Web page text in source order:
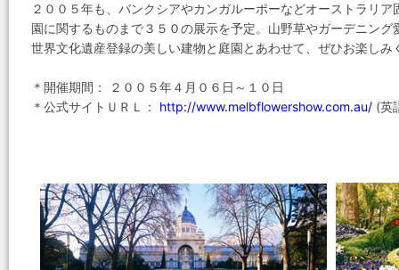
２００５年も、バンクシアやカンガルーポーなどオーストラリ
園に関するものまで３５０の展示を予定。山野草やガーデニン
世界文化遺産登録の美しい建物と庭園とあわせて、ぜひお楽しみ
＊開催期間： ２００５年４月０６日～１０日
＊公式サイトＵＲＬ： http://www.melbflowershow.com.au/ (英